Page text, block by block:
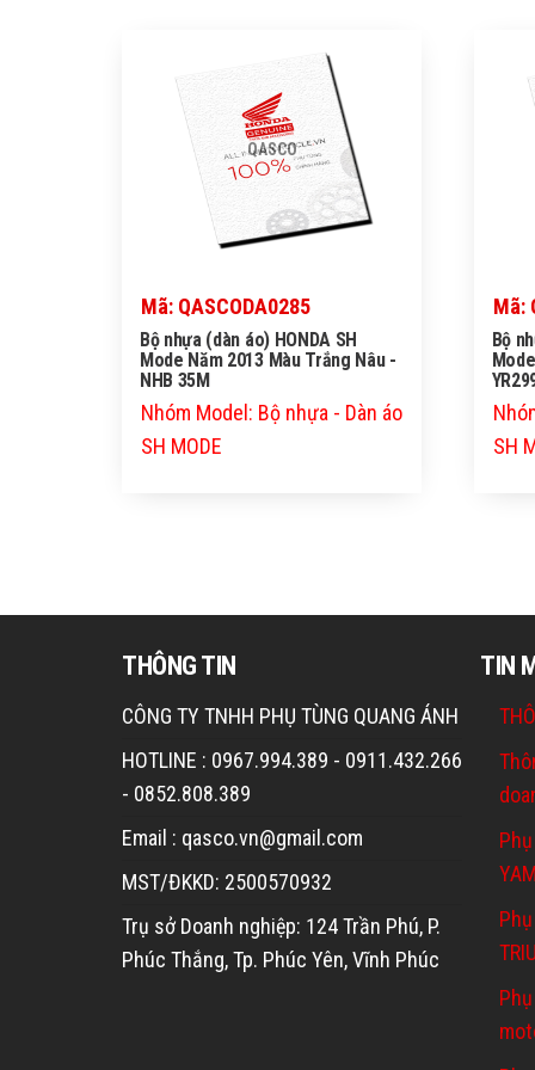
QASCO
Mã: QASCODA0285
Bộ nhựa (dàn áo) HONDA SH
Mode Năm 2013 Màu Trắng Nâu -
NHB 35M
Nhóm Model: Bộ nhựa - Dàn áo
SH MODE
Mã:
Bộ
SH
THÔNG TIN
CÔNG TY TNHH PHỤ TÙNG QUANG ÁNH
HOTLINE : 0967.994.389 - 0911.432.266
- 0852.808.389
Email : qasco.vn@gmail.com
MST/ĐKKD: 2500570932
Trụ sở Doanh nghiệp: 124 Trần Phú, P.
Phúc Thắng, Tp. Phúc Yên, Vĩnh Phúc
TIN